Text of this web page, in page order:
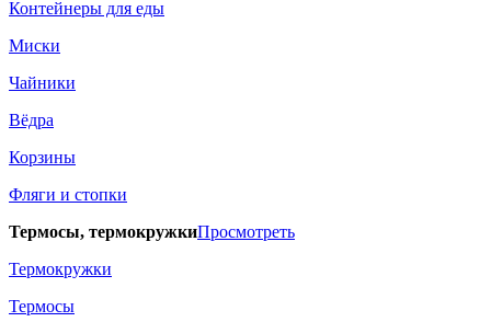
Контейнеры для еды
Миски
Чайники
Вёдра
Корзины
Фляги и стопки
Термосы, термокружкиПросмотреть
Термокружки
Термосы